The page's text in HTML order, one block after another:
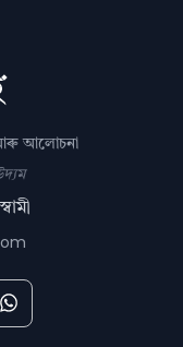
আৰু আলোচনা